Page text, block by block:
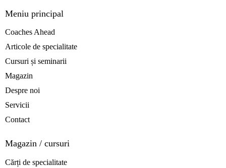
Meniu principal
Coaches Ahead
Articole de specialitate
Cursuri și seminarii
Magazin
Despre noi
Servicii
Contact
Magazin / cursuri
Cărți de specialitate